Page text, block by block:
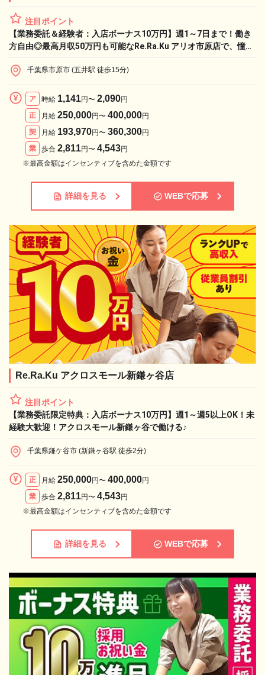
注目ポイント
【業務委託＆経験者：入店ボーナス10万円】週1～7日まで！働き
方自由◎最高月収50万円も可能なRe.Ra.Ku アリオ市原店で、憧れ
千葉県市原市 (五井駅 徒歩15分)
ア 時給 1,141円〜 2,090円
正
月給 250,000円〜 400,000円
契
月給 193,970円〜 360,300円
業
歩合 2,811円〜 4,543円
※最高金額はインセンティブを含めた金額です
詳細を見る WEBで応募
Re.Ra.Ku アクロスモール新鎌ヶ谷店
注目ポイント
【業務委託限定特典：入店ボーナス10万円】週1～週5以上OK！未
経験大歓迎！アクロスモール新鎌ヶ谷で働ける♪
千葉県鎌ケ谷市 (新鎌ヶ谷駅 徒歩2分)
正 月給 250,000円〜 400,000円
業
歩合 2,811円〜 4,543円
※最高金額はインセンティブを含めた金額です
詳細を見る WEBで応募